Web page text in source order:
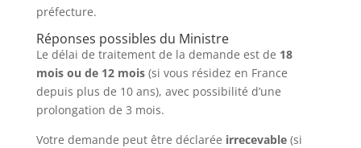
préfecture.
Réponses possibles du Ministre
Le délai de traitement de la demande est de 18
mois ou de 12 mois(si vous résidez en France
depuis plus de 10 ans), avec possibilité d’une
prolongation de 3 mois.
Votre demande peut être déclarée irrecevable(si